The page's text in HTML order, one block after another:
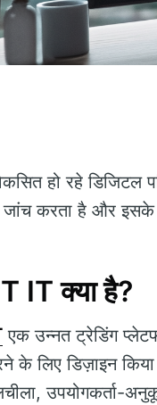
हो रहे डिजिटल
करता है और इसके
IT क्या है?
एक उन्नत ट्रेडिंग
के लिए डिज़ाइन किया
उपयोगकर्ता-